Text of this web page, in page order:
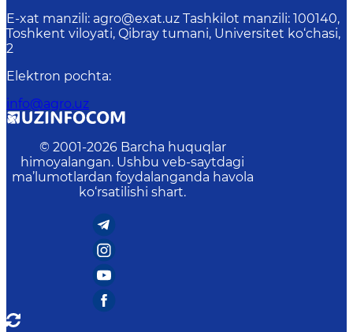
E-xat manzili: agro@exat.uz Tashkilot manzili: 100140,
Toshkent viloyati, Qibray tumani, Universitet ko‘chasi,
2
Elektron pochta:
info@agro.uz
© 2001-2026 Barcha huquqlar
himoyalangan. Ushbu veb-saytdagi
ma’lumotlardan foydalanganda havola
ko‘rsatilishi shart.